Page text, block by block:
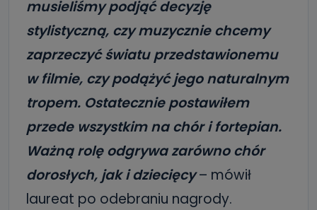
musieliśmy podjąć decyzję
stylistyczną, czy muzycznie chcemy
zaprzeczyć światu przedstawionemu
w filmie, czy podążyć jego naturalnym
tropem. Ostatecznie postawiłem
przede wszystkim na chór i fortepian.
Ważną rolę odgrywa zarówno chór
dorosłych, jak i dziecięcy– mówił
laureat po odebraniu nagrody.